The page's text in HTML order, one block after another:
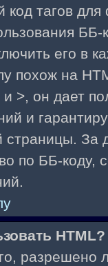
код тагов
его в
похож на
и >, он дает
и
страницы.
по ББ-коду,
HTML?